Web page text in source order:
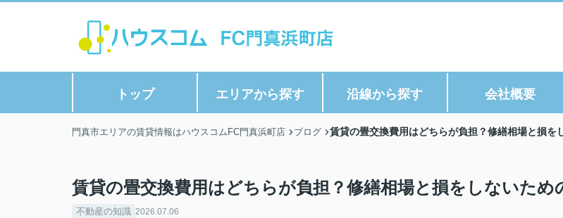
トップ エリアから探す 沿線から探す 会社概要
門真市エリアの賃貸情報はハウスコムFC門真浜町店 ブログ 賃貸の畳交換費用はどちらが負担？修繕相場と損を
賃貸の畳交換費用はどちらが負担？修繕相場と損をしないため
不動産の知識 2026.07.06